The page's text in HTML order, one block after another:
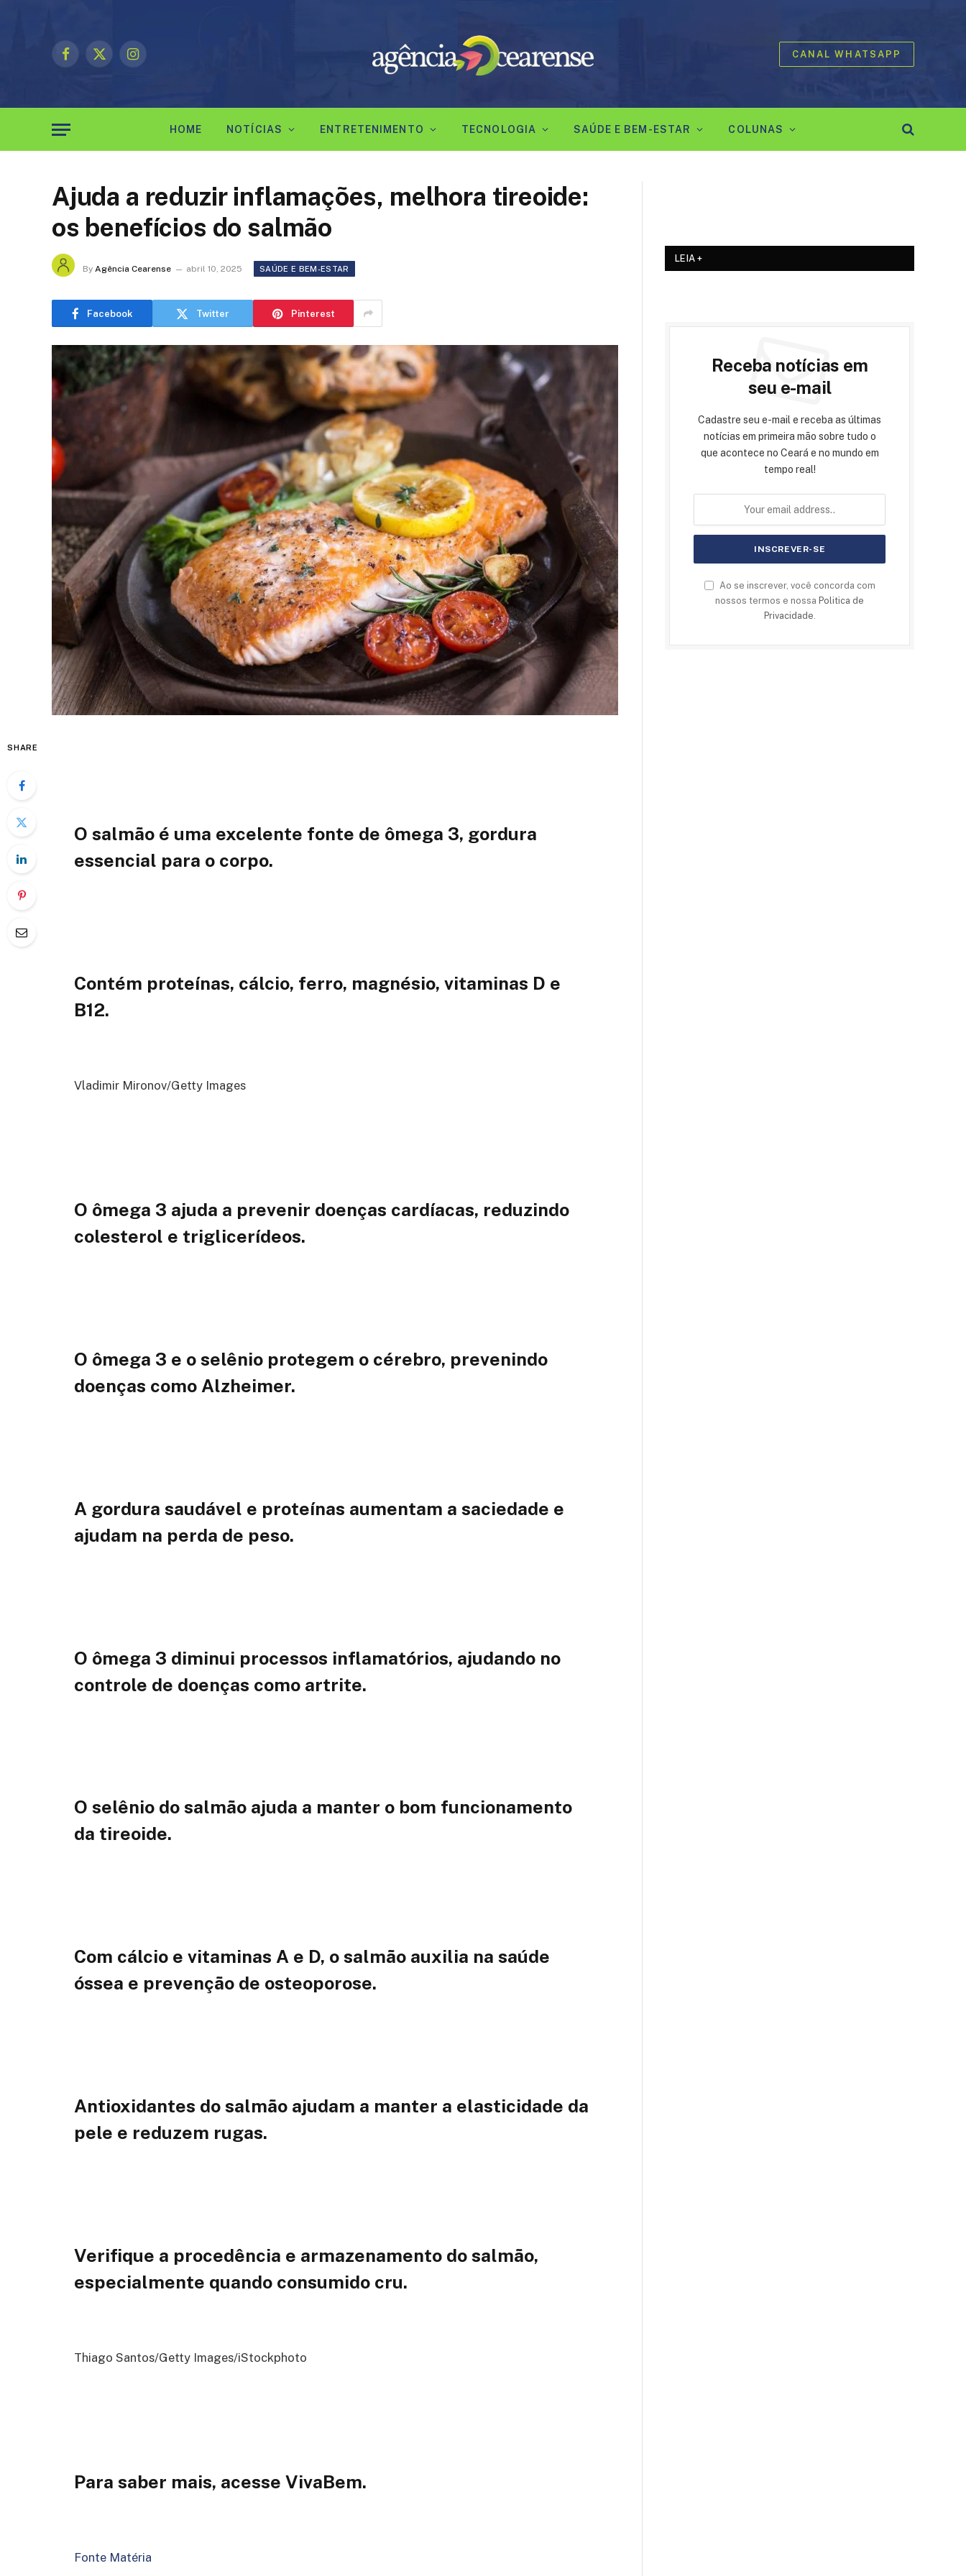
Facebook
X
Instagram
CANAL WHATSAPP
HOME NOTÍCIAS ENTRETENIMENTO TECNOLOGIA SAÚDE E BEM-ESTAR COLUNAS
Ajuda a reduzir inflamações, melhora tireoide:
os benefícios do salmão
By Agência Cearense abril 10, 2025 SAÚDE E BEM-ESTAR
Facebook Twitter Pinterest
SHARE
O salmão é uma excelente fonte de ômega 3, gordura
essencial para o corpo.
Contém proteínas, cálcio, ferro, magnésio, vitaminas D e
B12.
Vladimir Mironov/Getty Images
O ômega 3 ajuda a prevenir doenças cardíacas, reduzindo
colesterol e triglicerídeos.
O ômega 3 e o selênio protegem o cérebro, prevenindo
doenças como Alzheimer.
A gordura saudável e proteínas aumentam a saciedade e
ajudam na perda de peso.
O ômega 3 diminui processos inflamatórios, ajudando no
controle de doenças como artrite.
O selênio do salmão ajuda a manter o bom funcionamento
da tireoide.
Com cálcio e vitaminas A e D, o salmão auxilia na saúde
óssea e prevenção de osteoporose.
Antioxidantes do salmão ajudam a manter a elasticidade da
pele e reduzem rugas.
Verifique a procedência e armazenamento do salmão,
especialmente quando consumido cru.
Thiago Santos/Getty Images/iStockphoto
Para saber mais, acesse VivaBem.
Fonte Matéria
LEIA +
Receba notícias em
seu e-mail
Cadastre seu e-mail e receba as últimas
notícias em primeira mão sobre tudo o
que acontece no Ceará e no mundo em
tempo real!
Ao se inscrever, você concorda com
nossos termos e nossa Politica de
Privacidade.